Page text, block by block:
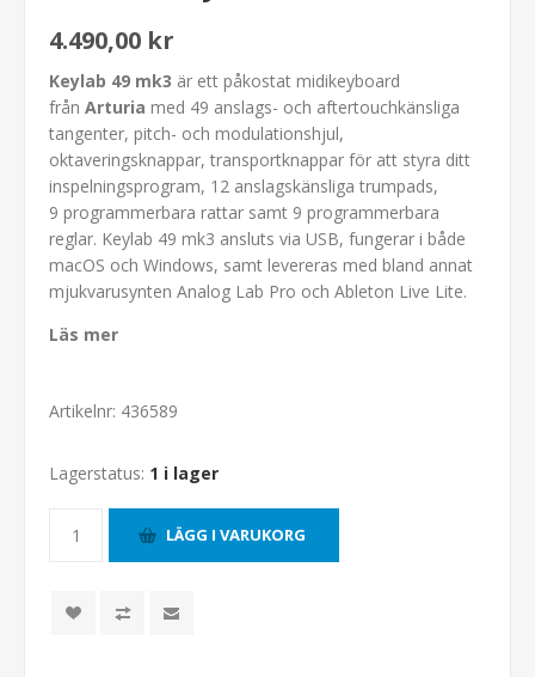
4.490,00 kr
Keylab 49 mk3 är ett påkostat midikeyboard
från Arturia med 49 anslags- och aftertouchkänsliga
tangenter, pitch- och modulationshjul,
oktaveringsknappar, transportknappar för att styra ditt
inspelningsprogram, 12 anslagskänsliga trumpads,
9 programmerbara rattar samt 9 programmerbara
reglar. Keylab 49 mk3 ansluts via USB, fungerar i både
macOS och Windows, samt levereras med bland annat
mjukvarusynten Analog Lab Pro och Ableton Live Lite.
Läs mer
Artikelnr: 436589
Lagerstatus: 1 i lager